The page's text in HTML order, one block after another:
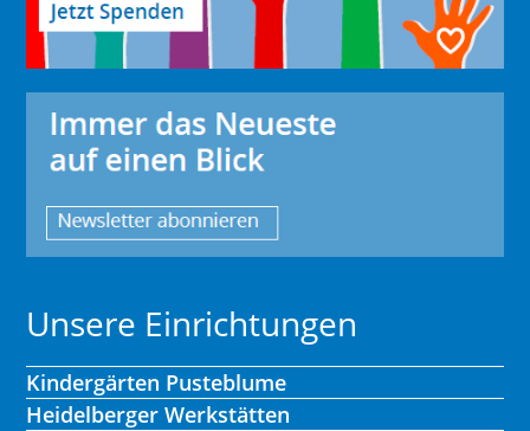
Unsere Einrichtungen
Kindergärten Pusteblume
Heidelberger Werkstätten